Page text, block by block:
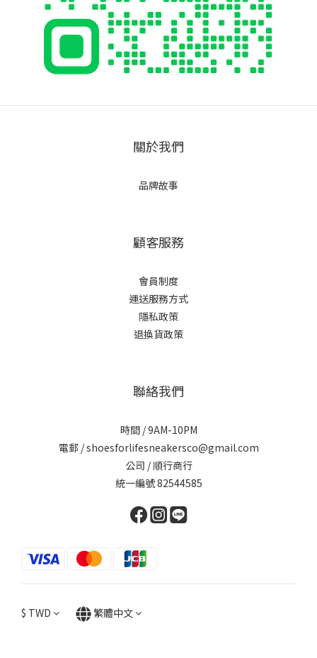
關於我們
品牌故事
顧客服務
會員制度
運送服務方式
隱私政策
退換貨政策
聯絡我們
時間 / 9AM-10PM
電郵 / shoesforlifesneakersco@gmail.com
公司 / 順行商行
統一編號 82544585
$ TWD 繁體中文